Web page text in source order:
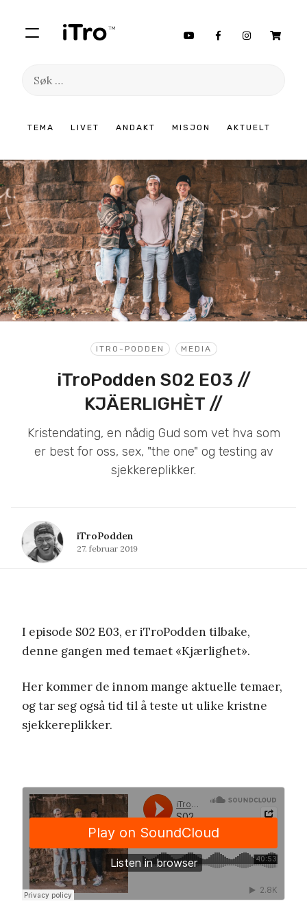
TEMA LIVET ANDAKT MISJON AKTUELT
Søk
innhold
ITRO-PODDEN MEDIA
iTroPodden S02 E03 //
KJÄERLIGHÈT //
Kristendating, en nådig Gud som vet hva som
er best for oss, sex, "the one" og testing av
sjekkereplikker.
iTroPodden
27. februar 2019
I episode S02 E03, er iTroPodden tilbake,
denne gangen med temaet «Kjærlighet».
Her kommer de innom mange aktuelle temaer,
og tar seg også tid til å teste ut ulike kristne
sjekkereplikker.